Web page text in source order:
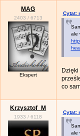
MAG
2403 / 6713
Ekspert
Cytat:
ale
co
Krzysztof_M
1933 /6118
Cytat:
ale